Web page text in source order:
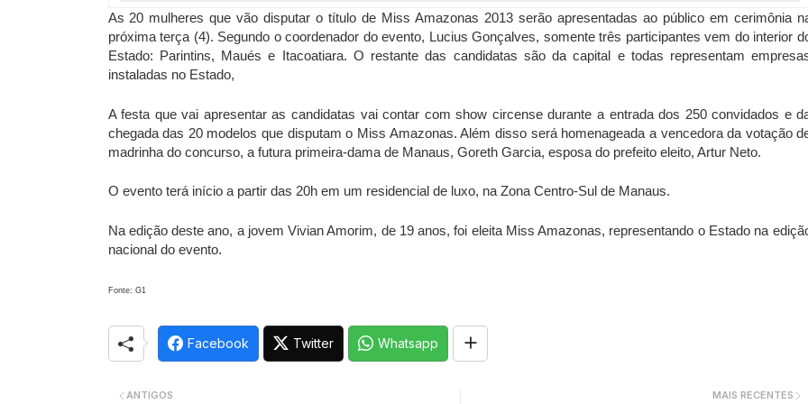
As 20 mulheres que vão disputar o título de Miss Amazonas 2013 serão apresentadas ao público em cerimônia
próxima terça (4). Segundo o coordenador do evento, Lucius Gonçalves, somente três participantes vem do interior
Estado: Parintins, Maués e Itacoatiara. O restante das candidatas são da capital e todas representam
instaladas no Estado,
A festa que vai apresentar as candidatas vai contar com show circense durante a entrada dos 250 convidados e
chegada das 20 modelos que disputam o Miss Amazonas. Além disso será homenageada a vencedora da votação
madrinha do concurso, a futura primeira-dama de Manaus, Goreth Garcia, esposa do prefeito eleito, Artur Neto.
O evento terá início a partir das 20h em um residencial de luxo, na Zona Centro-Sul de Manaus.
Na edição deste ano, a jovem Vivian Amorim, de 19 anos, foi eleita Miss Amazonas, representando o Estado na
nacional do evento.
Fonte: G1
Facebook Twitter Whatsapp
MAIS RECENTES
ANTIGOS